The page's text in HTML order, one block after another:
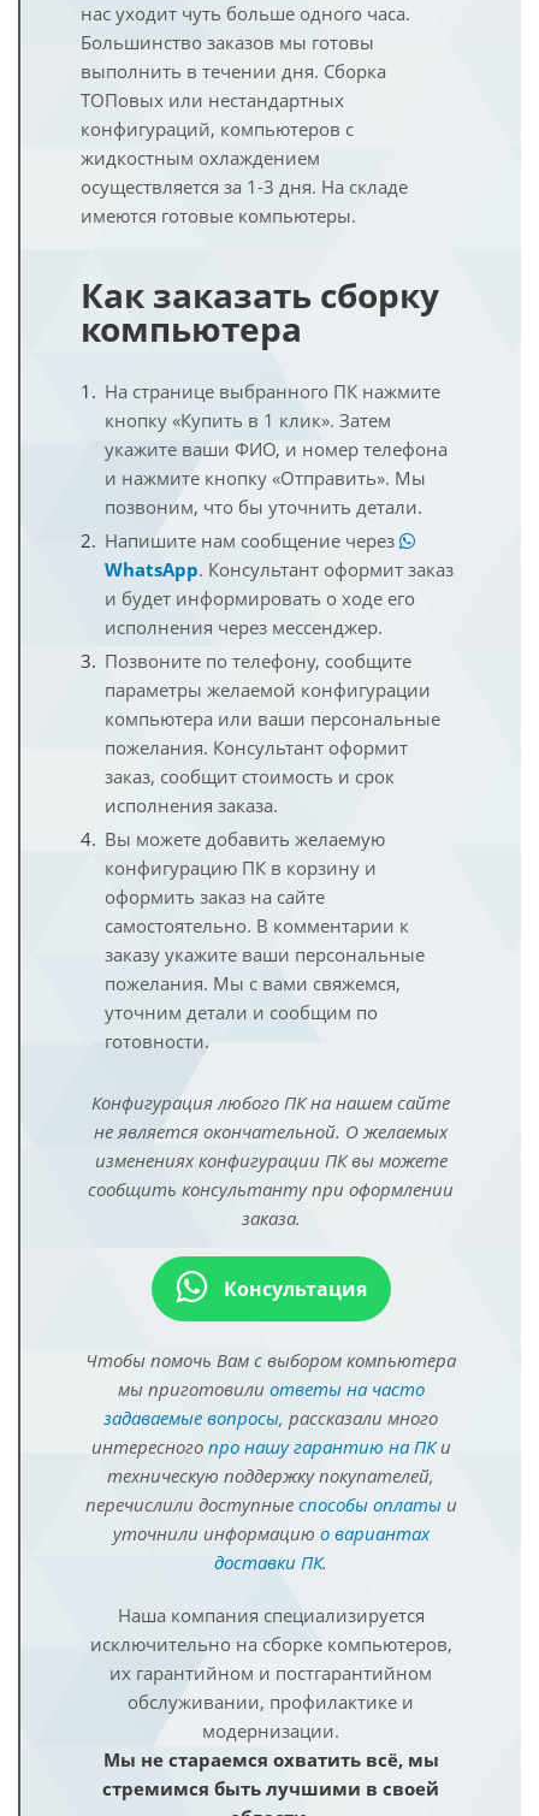
нас уходит чуть больше одного часа.
Большинство заказов мы готовы
выполнить в течении дня. Сборка
ТОПовых или нестандартных
конфигураций, компьютеров с
жидкостным охлаждением
осуществляется за 1-3 дня. На складе
имеются готовые компьютеры.
Как заказать сборку
компьютера
На странице выбранного ПК нажмите
кнопку «Купить в 1 клик». Затем
укажите ваши ФИО, и номер телефона
и нажмите кнопку «Отправить». Мы
позвоним, что бы уточнить детали.
Напишите нам сообщение через
WhatsApp. Консультант оформит заказ
и будет информировать о ходе его
исполнения через мессенджер.
Позвоните по телефону, сообщите
параметры желаемой конфигурации
компьютера или ваши персональные
пожелания. Консультант оформит
заказ, сообщит стоимость и срок
исполнения заказа.
Вы можете добавить желаемую
конфигурацию ПК в корзину и
оформить заказ на сайте
самостоятельно. В комментарии к
заказу укажите ваши персональные
пожелания. Мы с вами свяжемся,
уточним детали и сообщим по
готовности.
Конфигурация любого ПК на нашем сайте
не является окончательной. О желаемых
изменениях конфигурации ПК вы можете
сообщить консультанту при оформлении
заказа.
Консультация
Чтобы помочь Вам с выбором компьютера
мы приготовили ответы на часто
задаваемые вопросы, рассказали много
интересного про нашу гарантию на ПКи
техническую поддержку покупателей,
перечислили доступные способы оплатыи
уточнили информацию о вариантах
доставки ПК.
Наша компания специализируется
исключительно на сборке компьютеров,
их гарантийном и постгарантийном
обслуживании, профилактике и
модернизации.
Мы не стараемся охватить всё, мы
стремимся быть лучшими в своей